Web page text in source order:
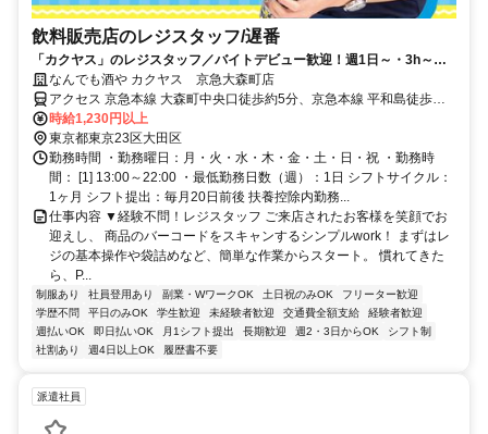
飲料販売店のレジスタッフ/遅番
「カクヤス」のレジスタッフ／バイトデビュー歓迎！週1日～・3h～、
スキマ時間を有効活用◎日払いOK
なんでも酒や カクヤス 京急大森町店
アクセス 京急本線 大森町中央口徒歩約5分、京急本線 平和島徒歩約6
分、京急本線 梅屋敷（東京都）徒歩約13分 ※マイカー（車・バイ
ク）通勤不可
時給1,230円以上
東京都東京23区大田区
勤務時間 ・勤務曜日：月・火・水・木・金・土・日・祝 ・勤務時
間： [1] 13:00～22:00 ・最低勤務日数（週）：1日 シフトサイクル：
1ヶ月 シフト提出：毎月20日前後 扶養控除内勤務...
仕事内容 ▼経験不問！レジスタッフ ご来店されたお客様を笑顔でお
迎えし、 商品のバーコードをスキャンするシンプルwork！ まずはレ
ジの基本操作や袋詰めなど、簡単な作業からスタート。 慣れてきた
ら、P...
制服あり 社員登用あり 副業・WワークOK 土日祝のみOK
フリーター歓迎
学歴不問
平日のみOK 学生歓迎 未経験者歓迎 交通費全額支給
経験者歓迎
週払いOK
即日払いOK 月1シフト提出 長期歓迎 週2・3日からOK
シフト制
社割あり
週4日以上OK 履歴書不要
派遣社員